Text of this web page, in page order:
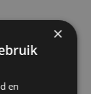
Taunus 17M van
×
en